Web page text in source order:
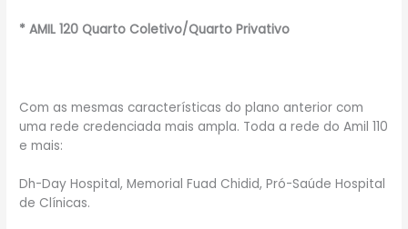
* AMIL 120 Quarto Coletivo/Quarto Privativo
Com as mesmas características do plano anterior com
uma rede credenciada mais ampla. Toda a rede do Amil 110
e mais:
Dh-Day Hospital, Memorial Fuad Chidid, Pró-Saúde Hospital
de Clínicas.